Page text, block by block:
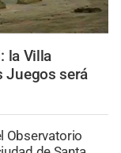
la Villa
Juegos será
Observatorio